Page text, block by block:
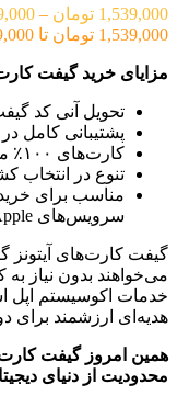
1,539,000 تومان –
1,539,000 تومان تا 15,399,000 تومان
مزایای خرید گیفت کارت اپل
تحویل آنی کد
پشتیبانی کامل
کارت‌های ۱۰۰٪ معتبر و رسمی، بدون نگرانی از بلاک شدن
تنوع در انتخاب
مناسب برای
سرویس‌های Apple
گیفت کارت‌های آیتونز
می‌خواهند بدون نیاز به
خدمات اکوسیستم اپل
هدیه‌ای ارزشمند برای
محدودیت از دنیای